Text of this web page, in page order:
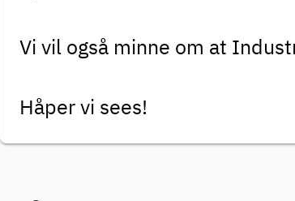
Vi vil også minne om at
Håper vi sees!